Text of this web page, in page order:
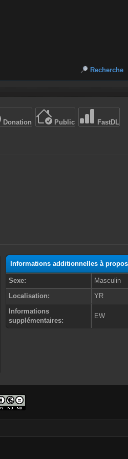
Recherche
Donation Public FastDL
Informations additionnelles à
Sexe:
Masculin
Localisation:
YR
Informations
supplémentaires:
EW